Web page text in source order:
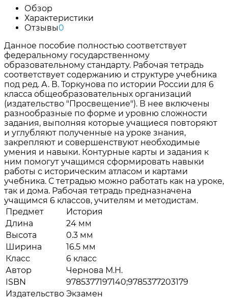
Обзор
Характеристики
Отзывы0
Данное пособие полностью соответствует
федеральному государственному
образовательному стандарту. Рабочая тетрадь
соответствует содержанию и структуре учебника
под ред. А. В. Торкунова по истории России для 6
класса общеобразовательных организаций
(издательство "Просвещение"). В нее включены
разнообразные по форме и уровню сложности
задания, выполняя которые учащиеся повторяют
и углубляют полученные на уроке знания,
закрепляют и совершенствуют необходимые
умения и навыки. Контурные карты и задания к
ним помогут учащимся сформировать навыки
работы с историческим атласом и картами
учебника. С тетрадью можно работать как на уроке,
так и дома. Рабочая тетрадь предназначена
учащимся 6 классов, учителям и методистам.
Предмет
История
Длина
24 мм
Высота
0.3 мм
Ширина
16.5 мм
Класс
6 класс
Автор
Чернова М.Н.
ISBN
9785377197140;9785377203179
Издательство Экзамен